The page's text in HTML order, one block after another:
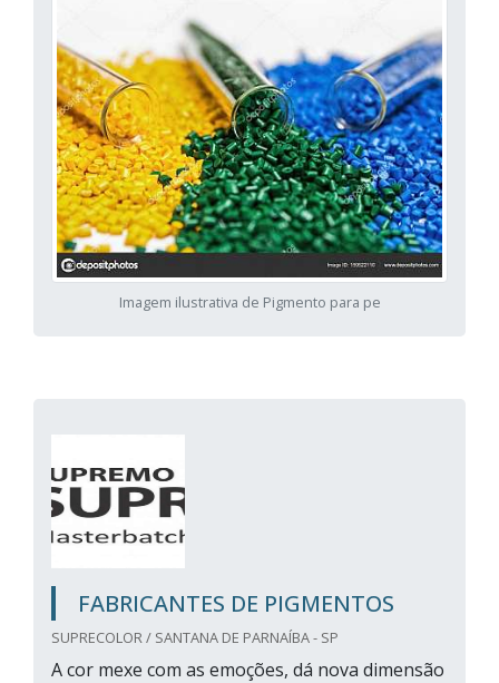
Imagem ilustrativa de Pigmento para pe
FABRICANTES DE PIGMENTOS
SUPRECOLOR / SANTANA DE PARNAÍBA - SP
A cor mexe com as emoções, dá nova dimensão